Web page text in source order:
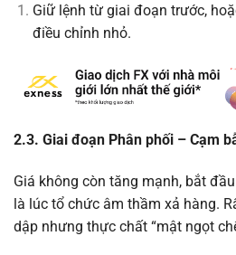
Giữ lệnh từ giai đoạn trước,
điều chỉnh nhỏ.
2.3. Giai đoạn Phân phối – Cạm
Giá không còn tăng mạnh, bắt
là lúc tổ chức âm thầm xả hàng.
dập nhưng thực chất “mật ngọt